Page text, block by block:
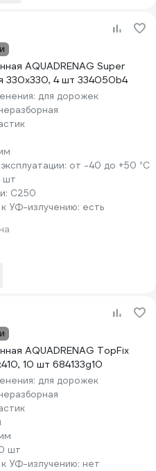
AQUADRENAG Super
330x330, 4 шт 334050b4
для дорожек
от -40 до +50 °С
шт
С250
к УФ-излучению: есть
AQUADRENAG TopFix
10 шт 684133g10
для дорожек
шт
к УФ-излучению: нет